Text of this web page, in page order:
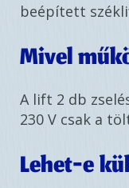
beépített
Mivel
A lift 2 db
230 V csak a
Lehet-e